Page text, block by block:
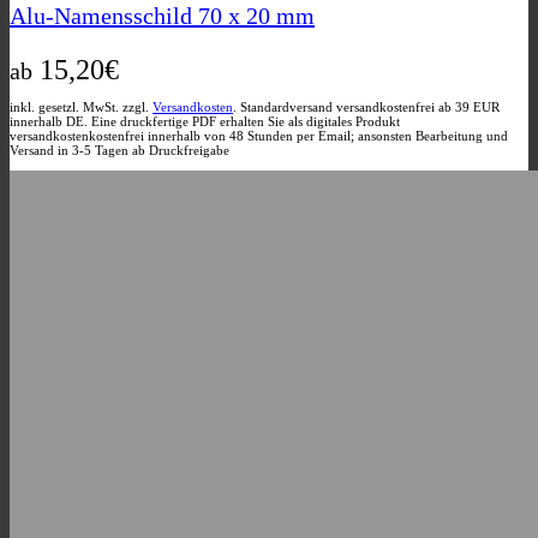
auf.
Optionen
auf
der
Produktseite
gewählt
Alu-Namensschild 70 x 20 mm
ab 15,20€
inkl. gesetzl. MwSt. zzgl. Versandkosten . Standardversand versandkostenfrei ab 39 EUR
innerhalb DE. Eine druckfertige PDF erhalten Sie als digitales Produkt
versandkostenkostenfrei innerhalb von 48 Stunden per Email; ansonsten Bearbeitung und
Versand in 3-5 Tagen ab Druckfreigabe